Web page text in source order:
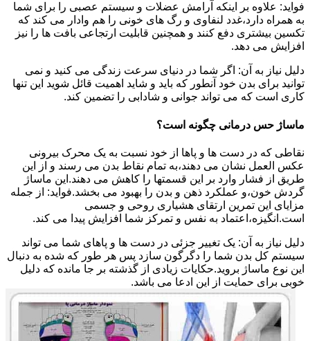
فواید: علاوه بر اینکه آرامش عضلات و سیستم عصبی را برای شما
به همراه دارد،غدد لنفاوی و رگ های خونی را هم وادار می کند که
تکسین بیشتری دفع کنند و همچنین قابلیت ارتجاعی بافت ها را نیز
افزایش می دهد.
دلیل نیاز به آن: اگر شما در دنیای سرعت زندگی می کنید و نمی
توانید برای بدن خود آنطور که باید و شاید اهمیت قائل شوید این تنها
کاری است که می تواند جوانی و شادابی را تضمین کند.
ماساژ حس درمانی چگونه است؟
نقاطی که در دست ها و پاها از خود نسبت به یک محرک بیرونی
عکس العمل نشان می دهند،به تمام نقاط بدن می رسند و از این
طریق از فشار وارد بر این قسمتها را کاهش می دهند.این ماساژ
گردش خون،و عملکرد ذهن و بدن را بهبود می بخشد.فواید: از جمله
مزایای این تمرین ارتقای هشیاری روحی و جسمی
است.انگیزه،اعتماد به نفس و تمرکز شما افزایش پیدا می کند.
دلیل نیاز به آن: یک تغییر جزئی در دست ها و پاهای شما می تواند
سیستم کل بدن شما را دگرگون سازد پس هر طور که شده به دنبال
این نوع ماساژ بروید.حکایات زیادی از گذشته بر جا مانده که دلیل
خوبی برای حمایت از این ادعا می باشد.